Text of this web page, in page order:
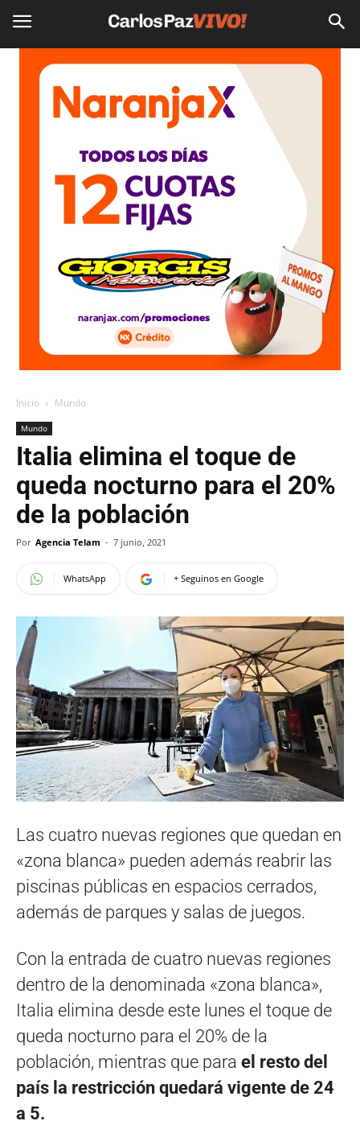
Inicio Mundo
Mundo
Italia elimina el toque de
queda nocturno para el 20%
de la población
Por Agencia Telam - 7 junio, 2021
WhatsApp + Seguinos en Google
Las cuatro nuevas regiones que quedan en
«zona blanca» pueden además reabrir las
piscinas públicas en espacios cerrados,
además de parques y salas de juegos.
Con la entrada de cuatro nuevas regiones
dentro de la denominada «zona blanca»,
Italia elimina desde este lunes el toque de
queda nocturno para el 20% de la
población, mientras que para el resto del
país la restricción quedará vigente de 24
a 5.